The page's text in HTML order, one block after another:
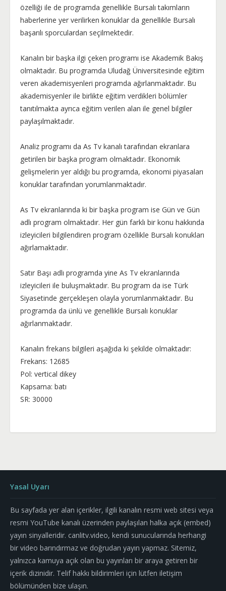
özelliği ile de programda genellikle Bursalı takımların
haberlerine yer verilirken konuklar da genellikle Bursalı
başarılı sporculardan seçilmektedir.
Kanalın bir başka ilgi çeken programı ise Akademik Bakış
olmaktadır. Bu programda Uludağ Üniversitesinde eğitim
veren akademisyenleri programda ağırlanmaktadır. Bu
akademisyenler ile birlikte eğitim verdikleri bölümler
tanıtılmakta ayrıca eğitim verilen alan ile genel bilgiler
paylaşılmaktadır.
Analiz programı da As Tv kanalı tarafından ekranlara
getirilen bir başka program olmaktadır. Ekonomik
gelişmelerin yer aldığı bu programda, ekonomi piyasaları
konuklar tarafından yorumlanmaktadır.
As Tv ekranlarında ki bir başka program ise Gün ve Gün
adlı program olmaktadır. Her gün farklı bir konu hakkında
izleyicileri bilgilendiren program özellikle Bursalı konukları
ağırlamaktadır.
Satır Başı adlı programda yine As Tv ekranlarında
izleyicileri ile buluşmaktadır. Bu program da ise Türk
Siyasetinde gerçekleşen olayla yorumlanmaktadır. Bu
programda da ünlü ve genellikle Bursalı konuklar
ağırlanmaktadır.
Kanalın frekans bilgileri aşağıda ki şekilde olmaktadır:
Frekans: 12685
Pol: vertical dikey
Kapsama: batı
SR: 30000
Yasal Uyarı
Bu sayfada yer alan içerikler, ilgili kanalın resmi web sitesi veya
resmi YouTube kanalı üzerinden paylaşılan halka açık (embed)
yayın sinyalleridir. canlitv.video, kendi sunucularında herhangi
bir video barındırmaz ve doğrudan yayın yapmaz. Sitemiz,
yalnızca kamuya açık olan bu yayınları bir araya getiren bir
içerik dizinidir. Telif hakkı bildirimleri için lütfen iletişim
bölümünden bize ulaşın.